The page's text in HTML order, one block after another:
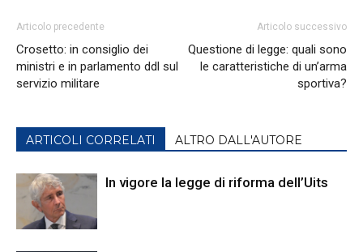
Articolo precedente
Crosetto: in consiglio dei
ministri e in parlamento ddl sul
servizio militare
Articolo successivo
Questione di legge: quali sono
le caratteristiche di un’arma
sportiva?
ARTICOLI CORRELATI ALTRO DALL'AUTORE
In vigore la legge di riforma dell’Uits